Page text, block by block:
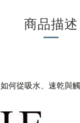
商品描述
如何從吸水、速乾與